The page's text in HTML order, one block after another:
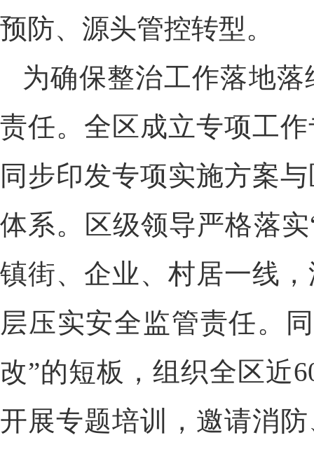
预防、源头管控转型。
为确保整治工作落地
责任。全区成立专项工
同步印发专项实施方案
体系。区级领导严格落
镇街、企业、村居一线
层压实安全监管责任。
改”的短板，组织全区近
开展专题培训，邀请消